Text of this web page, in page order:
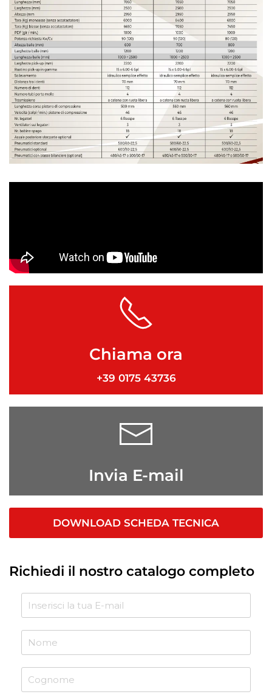
Chiama ora
+39 0175 43736
Invia E-mail
DOWNLOAD SCHEDA TECNICA
Richiedi il nostro catalogo completo